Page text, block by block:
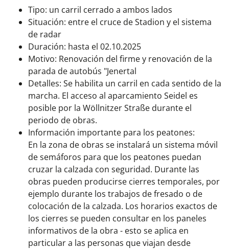
Tipo: un carril cerrado a ambos lados
Situación: entre el cruce de Stadion y el sistema
de radar
Duración: hasta el 02.10.2025
Motivo: Renovación del firme y renovación de la
parada de autobús "Jenertal
Detalles: Se habilita un carril en cada sentido de la
marcha. El acceso al aparcamiento Seidel es
posible por la Wöllnitzer Straße durante el
periodo de obras.
Información importante para los peatones:
En la zona de obras se instalará un sistema móvil
de semáforos para que los peatones puedan
cruzar la calzada con seguridad. Durante las
obras pueden producirse cierres temporales, por
ejemplo durante los trabajos de fresado o de
colocación de la calzada. Los horarios exactos de
los cierres se pueden consultar en los paneles
informativos de la obra - esto se aplica en
particular a las personas que viajan desde